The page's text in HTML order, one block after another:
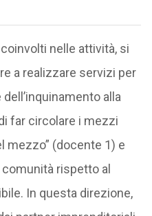
nelle attività, si
a realizzare servizi per
alla
far circolare i mezzi
mezzo” (docente 1) e
rispetto al
In questa direzione,